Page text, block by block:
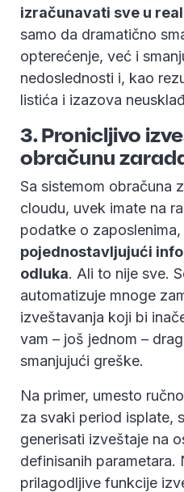
izračunavati sve u
samo da dramatično
opterećenje, već i
nedoslednosti i, kao
listića i izazova
3. Pronicljivo
obračunu
Sa sistemom obračuna
cloudu, uvek imate na
podatke o
pojednostavljujući
odluka. Ali to nije sve.
automatizuje mnoge
izveštavanja koji bi
vam – još jednom –
smanjujući greške.
Na primer, umesto
za svaki period isplate,
generisati izveštaje na
definisanih parametara.
prilagodljive funkcije